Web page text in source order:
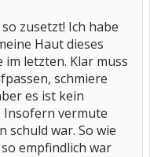
zusetzt! Ich habe
Haut dieses
im letzten. Klar muss
schmiere
es ist kein
Insofern vermute
schuld war. So wie
empfindlich war